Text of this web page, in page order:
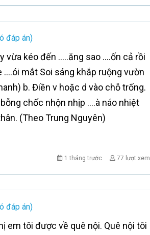
đáp án)
vừa kéo đến …..ăng sao ….ốn cả rồi
mắt Soi sáng khắp ruộng vườn
b. Điền v hoặc d vào chỗ trống.
chốc nhộn nhịp ….à náo nhiệt
(Theo Trung Nguyên)
77 lượt xem
1 tháng trước
đáp án)
em tôi được về quê nội. Quê nội tôi